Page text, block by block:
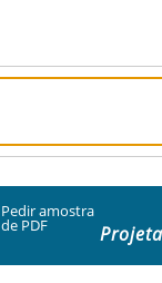
Pedir amostra
de PDF